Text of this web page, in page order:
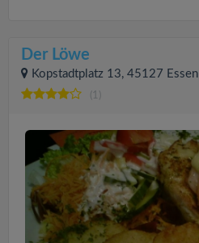
Der Löwe
Kopstadtplatz 13, 45127 Essen
(1)